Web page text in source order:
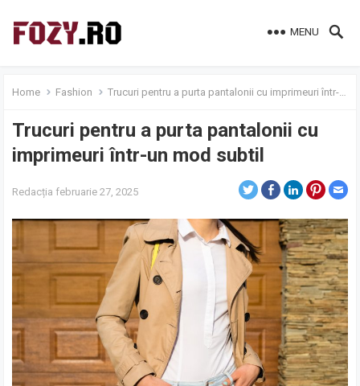
MENU
Home Fashion Trucuri pentru a purta pantalonii cu imprimeuri într-un mod subtil
Trucuri pentru a purta pantalonii cu
imprimeuri într-un mod subtil
Redacția februarie 27, 2025